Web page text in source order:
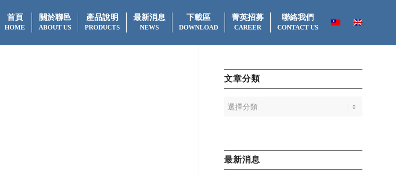
首頁
HOME
關於聯邑
ABOUT US
產品說明
PRODUCTS
最新消息
NEWS
下載區
DOWNLOAD
菁英招募
CAREER
聯絡我們
CONTACT US
文章分類
最新消息